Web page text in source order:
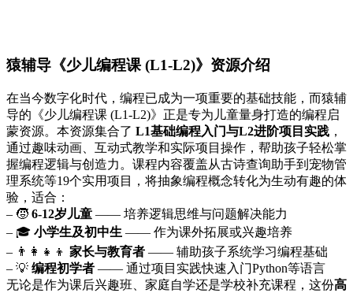
猿辅导《少儿编程课 (L1-L2)》资源介绍
在当今数字化时代，编程已成为一项重要的基础技能，而猿辅
导的《少儿编程课 (L1-L2)》正是专为儿童量身打造的编程启
蒙资源。本资源集合了 L1基础编程入门与L2进阶项目实践 ，
通过趣味动画、互动式教学和实际项目操作，帮助孩子轻松掌
握编程逻辑与创造力。课程内容覆盖从古诗查询助手到宠物管
理系统等19个实用项目，将抽象编程概念转化为生动有趣的体
验，适合：
– 🧒 6-12岁儿童 —— 培养逻辑思维与问题解决能力
– 🎓 小学生及初中生 —— 作为课外拓展或兴趣培养
– 👨‍👩‍👧‍👦 家长与教育者 —— 辅助孩子系统学习编程基础
– 💡 编程初学者 —— 通过项目实践快速入门Python等语言
无论是作为课后兴趣班、家庭自学还是学校补充课程，这份高